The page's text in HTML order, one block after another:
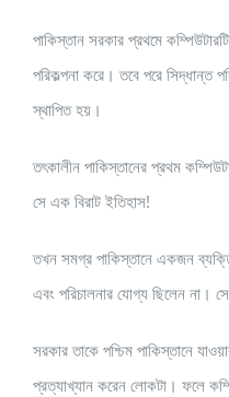
পাকিস্তান সরকার প্রথমে
পরিকল্পনা করে। তবে পরে সিদ্ধান্ত
স্থাপিত হয়।
তৎকালীন পাকিস্তানের প্রথম
সে এক বিরাট ইতিহাস!
তখন সমগ্র পাকিস্তানে একজন
এবং পরিচালনার যোগ্য ছিলেন না।
সরকার তাকে পশ্চিম পাকিস্তানে
প্রত্যাখ্যান করেন লোকটা। ফলে